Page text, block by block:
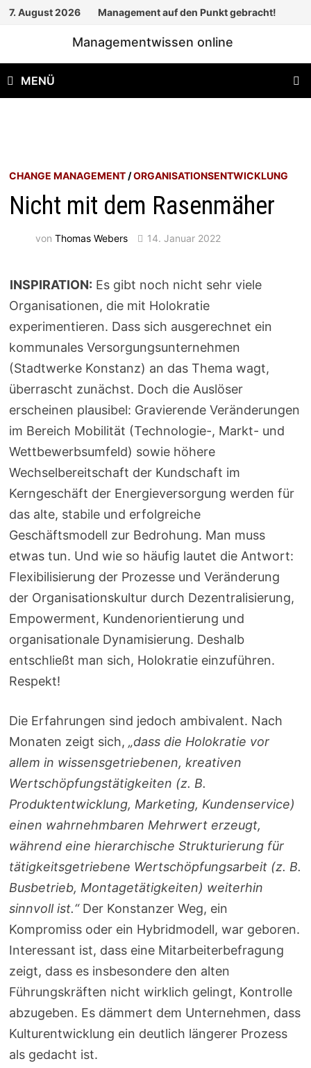
Zum
7. August 2026 Management auf den Punkt gebracht!
Managementwissen online
MENÜ
CHANGE MANAGEMENT /ORGANISATIONSENTWICKLUNG
Nicht mit dem Rasenmäher
vonThomas Webers 14. Januar 2022
INSPIRATION: Es gibt noch nicht sehr viele
Organisationen, die mit Holokratie
experimentieren. Dass sich ausgerechnet ein
kommunales Versorgungsunternehmen
(Stadtwerke Konstanz) an das Thema wagt,
überrascht zunächst. Doch die Auslöser
erscheinen plausibel: Gravierende Veränderungen
im Bereich Mobilität (Technologie-, Markt- und
Wettbewerbsumfeld) sowie höhere
Wechselbereitschaft der Kundschaft im
Kerngeschäft der Energieversorgung werden für
das alte, stabile und erfolgreiche
Geschäftsmodell zur Bedrohung. Man muss
etwas tun. Und wie so häufig lautet die Antwort:
Flexibilisierung der Prozesse und Veränderung
der Organisationskultur durch Dezentralisierung,
Empowerment, Kundenorientierung und
organisationale Dynamisierung. Deshalb
entschließt man sich, Holokratie einzuführen.
Respekt!
Die Erfahrungen sind jedoch ambivalent. Nach
Monaten zeigt sich,„dass die Holokratie vor
allem in wissensgetriebenen, kreativen
Wertschöpfungstätigkeiten (z. B.
Produktentwicklung, Marketing, Kundenservice)
einen wahrnehmbaren Mehrwert erzeugt,
während eine hierarchische Strukturierung für
tätigkeitsgetriebene Wertschöpfungsarbeit (z. B.
Busbetrieb, Montagetätigkeiten) weiterhin
sinnvoll ist.“Der Konstanzer Weg, ein
Kompromiss oder ein Hybridmodell, war geboren.
Interessant ist, dass eine Mitarbeiterbefragung
zeigt, dass es insbesondere den alten
Führungskräften nicht wirklich gelingt, Kontrolle
abzugeben. Es dämmert dem Unternehmen, dass
Kulturentwicklung ein deutlich längerer Prozess
als gedacht ist.